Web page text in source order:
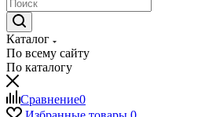
Каталог
По всему сайту
По каталогу
Сравнение0